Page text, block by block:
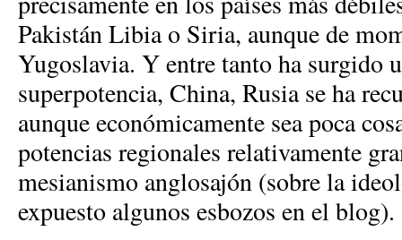
Pakistán Libia o Siria, aunque de
Yugoslavia. Y entre tanto ha surgido
superpotencia, China, Rusia se ha
aunque económicamente sea poca
potencias regionales relativamente
mesianismo anglosajón (sobre la
expuesto algunos esbozos en el blog).